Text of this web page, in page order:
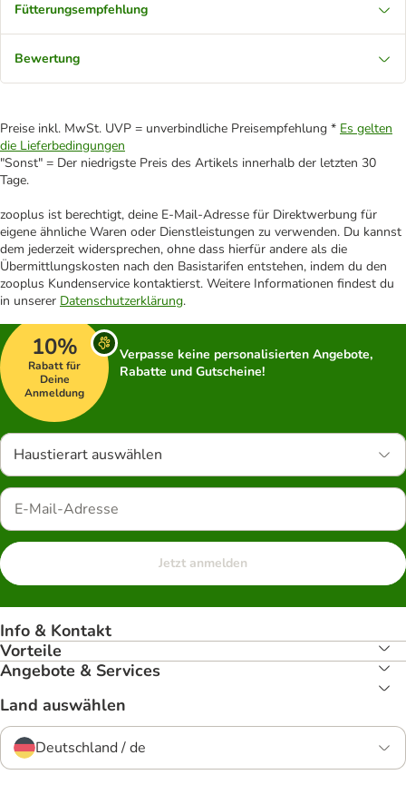
Fütterungsempfehlung
Bewertung
Preise inkl. MwSt. UVP = unverbindliche Preisempfehlung * Es gelten
die Lieferbedingungen
"Sonst" = Der niedrigste Preis des Artikels innerhalb der letzten 30
Tage.
zooplus ist berechtigt, deine E-Mail-Adresse für Direktwerbung für
eigene ähnliche Waren oder Dienstleistungen zu verwenden. Du kannst
dem jederzeit widersprechen, ohne dass hierfür andere als die
Übermittlungskosten nach den Basistarifen entstehen, indem du den
zooplus Kundenservice kontaktierst. Weitere Informationen findest du
in unserer Datenschutzerklärung.
10%
Rabatt für
Deine
Anmeldung
Verpasse keine personalisierten Angebote,
Rabatte und Gutscheine!
Haustierart auswählen
Jetzt anmelden
Info & Kontakt
Vorteile
Angebote & Services
Land auswählen
Deutschland / de